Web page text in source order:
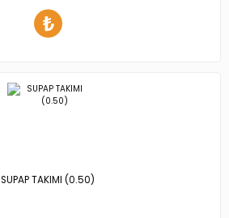
SUPAP TAKIMI (0.50)